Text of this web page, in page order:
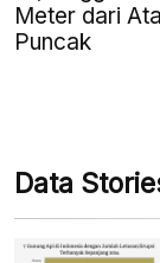
Meter dari
Puncak
Data